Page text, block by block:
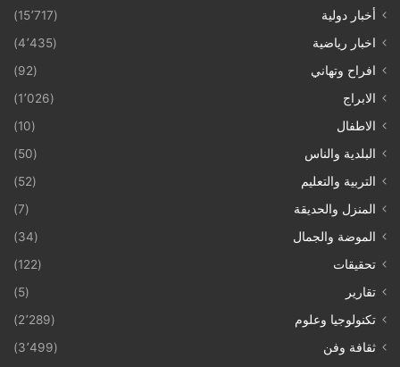
أخبار دولية
(15٬717)
اخبار رياضية
(4٬435)
افراح وتهاني
(92)
الابراج
(1٬026)
الاطفال
(10)
البلدية والناس
(50)
التربية والتعليم
(52)
المنزل والحديقة
(7)
الموضة والجمال
(34)
تحقيقات
(122)
تقارير
(5)
تكنولوجيا وعلوم
(2٬289)
ثقافة وفن
(3٬499)